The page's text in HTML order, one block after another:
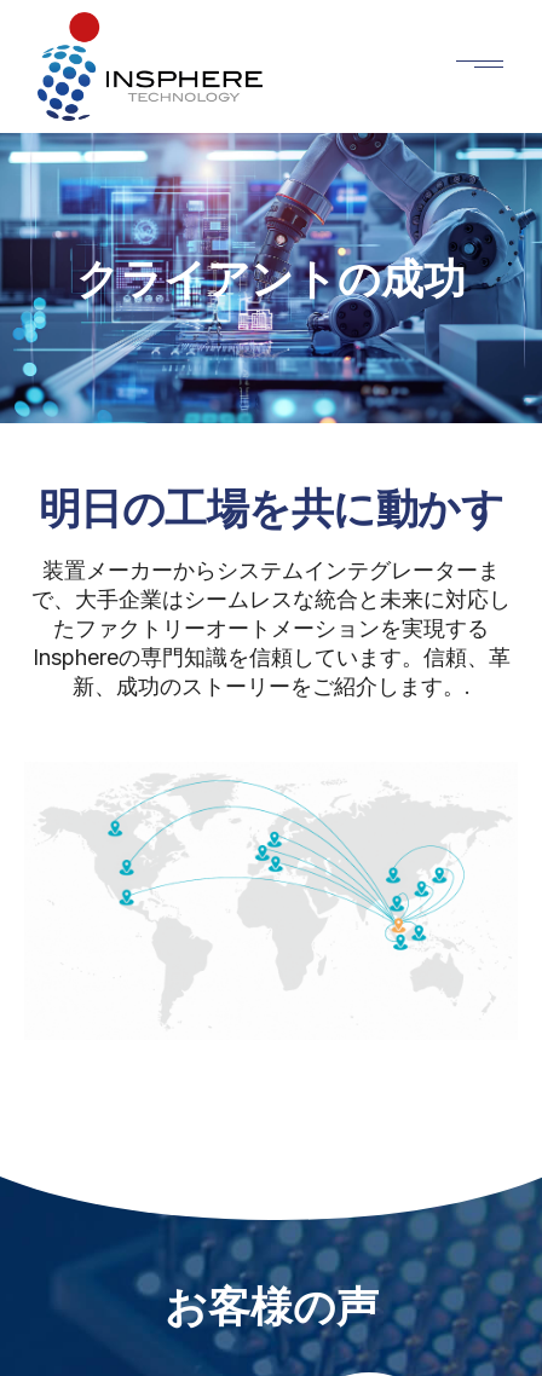
クライアントの成功
明日の工場を共に動かす
装置メーカーからシステムインテグレーターま
で、大手企業はシームレスな統合と未来に対応し
たファクトリーオートメーションを実現する
Insphereの専門知識を信頼しています。信頼、革
新、成功のストーリーをご紹介します。.
お客様の声